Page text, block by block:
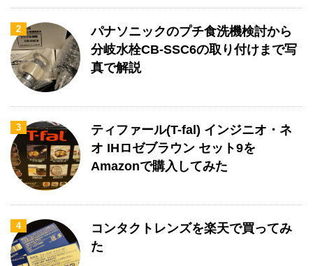
2
パナソニックのプチ食洗機検討から
分岐水栓CB-SSC6の取り付けまで写
真で解説
3
ティファール(T-fal) インジニオ・ネ
オ IHロゼブラウン セット9を
Amazonで購入してみた
4
コンタクトレンズを楽天で買ってみ
た